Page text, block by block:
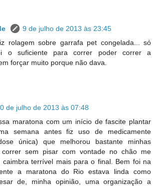
9 de julho de 2013 às 23:45
rolagem sobre garrafa pet congelada... só
o suficiente para correr poder correr a
forçar muito porque não dava.
de julho de 2013 às 07:48
maratona com um início de fascite plantar
semana antes fiz uso de medicamente
única) que melhorou bastante minhas
sem pisar com vontade no chão me
caimbra terrível mais para o final. Bem foi na
a maratona do Rio estava linda como
de, minha opinião, uma organização a